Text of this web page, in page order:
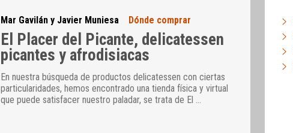
Mar Gavilán y Javier Muniesa Dónde comprar
El Placer del Picante, delicatessen
picantes y afrodisiacas
En nuestra búsqueda de productos delicatessen con ciertas
particularidades, hemos encontrado una tienda física y virtual
que puede satisfacer nuestro paladar, se trata de El …